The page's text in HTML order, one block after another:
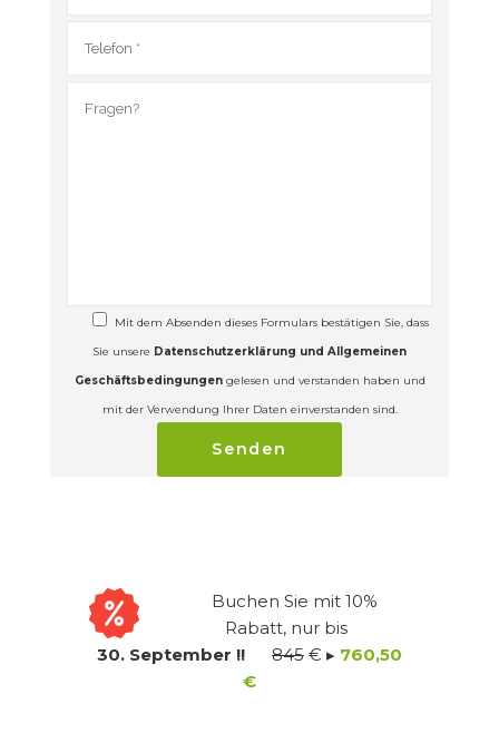
Mit dem Absenden dieses Formulars bestätigen Sie, dass
Sie unsere Datenschutzerklärung und Allgemeinen
Geschäftsbedingungengelesen und verstanden haben und
mit der Verwendung Ihrer Daten einverstanden sind.
Buchen Sie mit 10%
Rabatt, nur bis
30. September !! 845 € ▸ 760,50
€